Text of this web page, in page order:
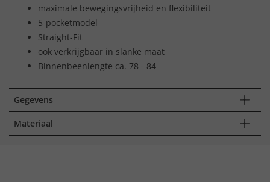
maximale bewegingsvrijheid en flexibiliteit
5-pocketmodel
Straight-Fit
ook verkrijgbaar in slanke maat
Binnenbeenlengte ca. 78 - 84
Gegevens
Materiaal